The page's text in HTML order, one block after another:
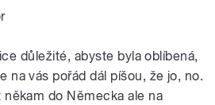
důležité, abyste byla oblíbená,
na vás pořád dál píšou, že jo, no.
do Německa ale na